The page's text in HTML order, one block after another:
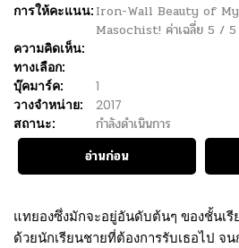
การให้คะแนน: Iron-Wall Beauty of
Masochist! ค่าเฉลี่ย 5 / 5
ความคิดเห็น:
ทางเลือก:
บุ๊คมาร์ค:
1
วางจำหน่าย:
2017
สถานะ:
กำลังดำเนินการ
อ่านก่อน
แทยองซึ่งมักจะอยู่อันดับต้นๆ ของชั้นเรี
ด้วยนักเรียนชายที่ต้องการรับเธอไป จน